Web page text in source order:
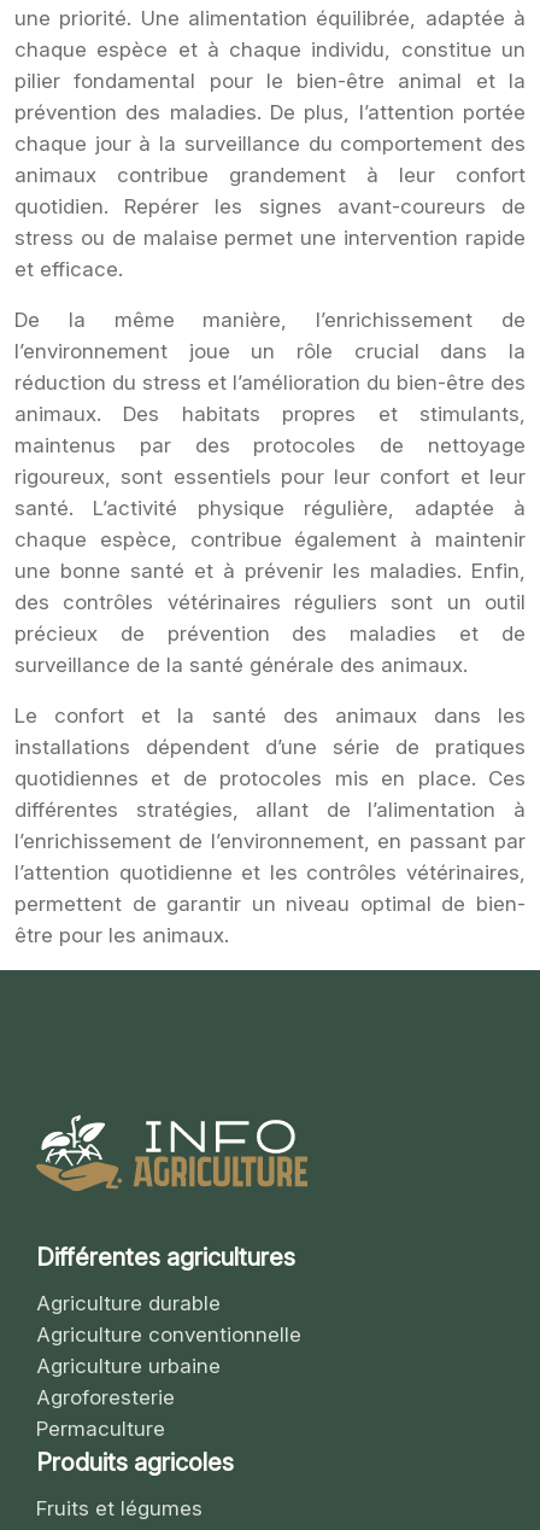
une priorité. Une alimentation équilibrée, adaptée à
chaque espèce et à chaque individu, constitue un
pilier fondamental pour le bien-être animal et la
prévention des maladies. De plus, l’attention portée
chaque jour à la surveillance du comportement des
animaux contribue grandement à leur confort
quotidien. Repérer les signes avant-coureurs de
stress ou de malaise permet une intervention rapide
et efficace.
De la même manière, l’enrichissement de
l’environnement joue un rôle crucial dans la
réduction du stress et l’amélioration du bien-être des
animaux. Des habitats propres et stimulants,
maintenus par des protocoles de nettoyage
rigoureux, sont essentiels pour leur confort et leur
santé. L’activité physique régulière, adaptée à
chaque espèce, contribue également à maintenir
une bonne santé et à prévenir les maladies. Enfin,
des contrôles vétérinaires réguliers sont un outil
précieux de prévention des maladies et de
surveillance de la santé générale des animaux.
Le confort et la santé des animaux dans les
installations dépendent d’une série de pratiques
quotidiennes et de protocoles mis en place. Ces
différentes stratégies, allant de l’alimentation à
l’enrichissement de l’environnement, en passant par
l’attention quotidienne et les contrôles vétérinaires,
permettent de garantir un niveau optimal de bien-
être pour les animaux.
Différentes agricultures
Agriculture durable
Agriculture conventionnelle
Agriculture urbaine
Agroforesterie
Permaculture
Produits agricoles
Fruits et légumes